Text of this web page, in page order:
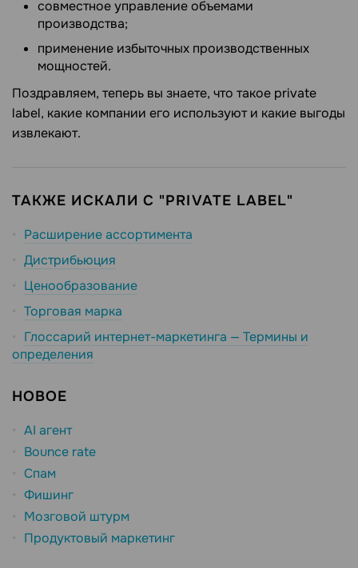
совместное управление объемами
производства;
применение избыточных производственных
мощностей.
Поздравляем, теперь вы знаете, что такое private
label, какие компании его используют и какие выгоды
извлекают.
ТАКЖЕ ИСКАЛИ С "PRIVATE LABEL"
Расширение ассортимента
Дистрибьюция
Ценообразование
Торговая марка
Глоссарий интернет-маркетинга — Термины и
определения
НОВОЕ
AI агент
Bounce rate
Спам
Фишинг
Мозговой штурм
Продуктовый маркетинг